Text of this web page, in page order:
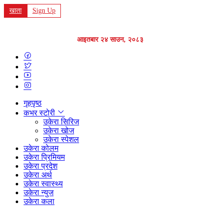
खाता Sign Up
आइतबार २४ साउन, २०८३
गृहपृष्ठ
कभर स्टोरी
उकेरा सिरिज
उकेरा खोज
उकेरा स्पेशल
उकेरा कोलम
उकेरा प्रिमियम
उकेरा प्रदेश
उकेरा अर्थ
उकेरा स्वास्थ्य
उकेरा न्युज
उकेरा कला